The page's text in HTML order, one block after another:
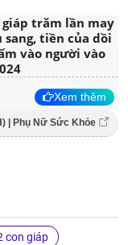
giáp trăm lần may
sang, tiền của dồi
vào người vào
Xem thêm
| Phụ Nữ Sức Khỏe
con giáp